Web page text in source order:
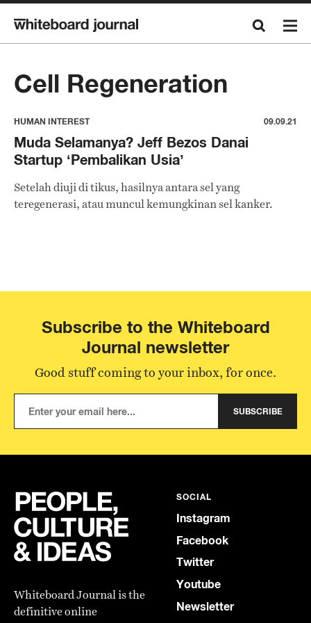
Cell Regeneration
HUMAN INTEREST 09.09.21
Muda Selamanya? Jeff Bezos Danai
Startup ‘Pembalikan Usia’
Setelah diuji di tikus, hasilnya antara sel yang
teregenerasi, atau muncul kemungkinan sel kanker.
Subscribe to the Whiteboard
Journal newsletter
Good stuff coming to your inbox, for once.
SUBSCRIBE
Whiteboard Journal is the
definitive online
SOCIAL
Instagram
Facebook
Twitter
Youtube
Newsletter